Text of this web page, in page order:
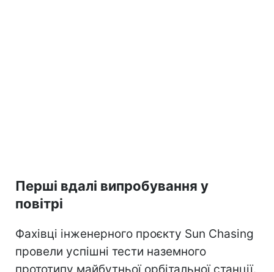
Перші вдалі випробування у
повітрі
Фахівці інженерного проєкту Sun Chasing
провели успішні тести наземного
прототипу майбутньої орбітальної станції.